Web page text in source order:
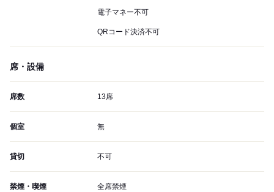
電子マネー不可
QRコード決済不可
席・設備
席数 13席
個室 無
貸切 不可
禁煙・喫煙 全席禁煙